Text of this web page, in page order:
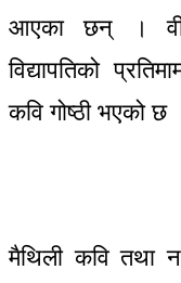
आएका छन् ।
विद्यापतिको
कवि गोष्ठी भएको छ
मैथिली कवि तथा